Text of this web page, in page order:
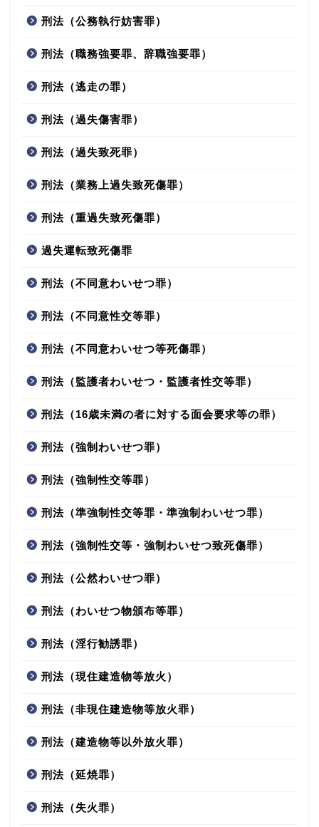
刑法（公務執行妨害罪）
刑法（職務強要罪、辞職強要罪）
刑法（逃走の罪）
刑法（過失傷害罪）
刑法（過失致死罪）
刑法（業務上過失致死傷罪）
刑法（重過失致死傷罪）
過失運転致死傷罪
刑法（不同意わいせつ罪）
刑法（不同意性交等罪）
刑法（不同意わいせつ等死傷罪）
刑法（監護者わいせつ・監護者性交等罪）
刑法（16歳未満の者に対する面会要求等の罪）
刑法（強制わいせつ罪）
刑法（強制性交等罪）
刑法（準強制性交等罪・準強制わいせつ罪）
刑法（強制性交等・強制わいせつ致死傷罪）
刑法（公然わいせつ罪）
刑法（わいせつ物頒布等罪）
刑法（淫行勧誘罪）
刑法（現住建造物等放火）
刑法（非現住建造物等放火罪）
刑法（建造物等以外放火罪）
刑法（延焼罪）
刑法（失火罪）